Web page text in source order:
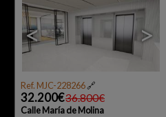
< >
Ref. MJC-228266🔗
32.200€36.800€
Calle María de Molina